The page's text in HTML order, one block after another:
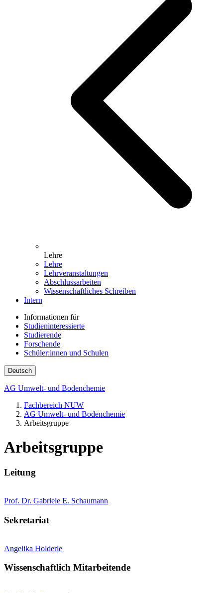
Lehre
Lehre
Lehrveranstaltungen
Abschlussarbeiten
Wissenschaftliches Schreiben
Intern
Informationen für
Studieninteressierte
Studierende
Forschende
Schüler:innen und Schulen
Deutsch
AG Umwelt- und Bodenchemie
Fachbereich NUW
AG Umwelt- und Bodenchemie
Arbeitsgruppe
Arbeitsgruppe
Leitung
Prof. Dr. Gabriele E. Schaumann
Sekretariat
Angelika Holderle
Wissenschaftlich Mitarbeitende